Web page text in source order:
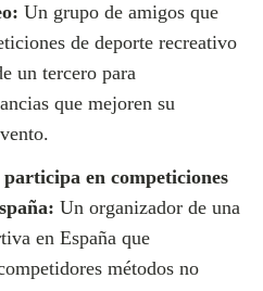
Un grupo de amigos que
de deporte recreativo
un tercero para
que mejoren su
en competiciones
Un organizador de una
en España que
métodos no